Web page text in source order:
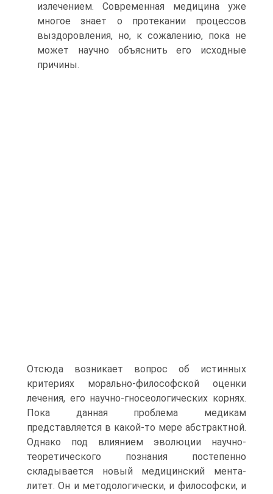
излече­нием. Современная медицина уже
многое знает о протекании процессов
выздоровления, но, к сожалению, пока не
может на­учно объяснить его исходные
причины.
Отсюда возникает во­прос об истинных
критериях морально-философской оценки
лечения, его научно-гносеологических корнях.
Пока данная проблема медикам
представляется в какой-то мере абстракт­ной.
Однако под влиянием эволюции научно-
теоретического познания постепенно
складывается новый медицинский мента­
литет. Он и методологически, и философски, и